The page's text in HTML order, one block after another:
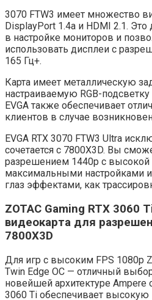
3070 FTW3 имеет множество
DisplayPort 1.4a и HDMI 2.1.
в настройке мониторов и
использовать дисплеи с
165 Гц+.
Карта имеет металлическую
настраиваемую RGB-подсветку
EVGA также обеспечивает
клиентов в случае
EVGA RTX 3070 FTW3 Ultra
сочетается с 7800X3D. Вы
разрешением 1440p с высокой
максимальными настройками
глаз эффектами, как
ZOTAC Gaming RTX 3060
видеокарта для
7800X3D
Для игр с высоким FPS 1080p
Twin Edge OC — отличный
новейшей архитектуре Ampere
3060 Ti обеспечивает высокую